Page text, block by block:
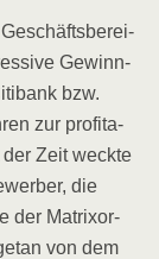
Gewinn-
bzw.
zur pro­fi­ta­
Zeit weck­te
die
der Matrix­or­
von dem